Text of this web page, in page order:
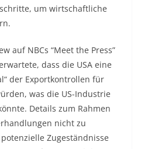
um wirtschaftliche
auf NBCs “Meet the Press”
dass die USA eine
der Exportkontrollen für
was die US-Industrie
Details zum Rahmen
nicht zu
Zugeständnisse